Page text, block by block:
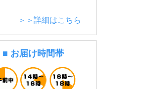
＞＞詳細はこちら
■ お届け時間帯